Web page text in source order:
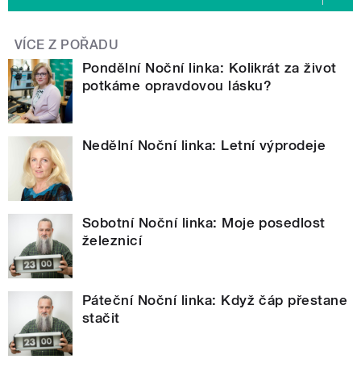
VÍCE Z POŘADU
Pondělní Noční linka: Kolikrát za život
potkáme opravdovou lásku?
Nedělní Noční linka: Letní výprodeje
Sobotní Noční linka: Moje posedlost
železnicí
Páteční Noční linka: Když čáp přestane
stačit